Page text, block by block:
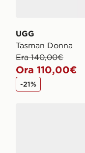
UGG
Tasman Donna
Era 140,00€
Ora 110,00€
-21%